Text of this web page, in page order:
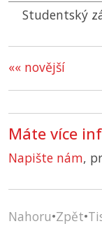
Studentský
«« novější
Máte více
Napište nám,
Nahoru•Zpět•